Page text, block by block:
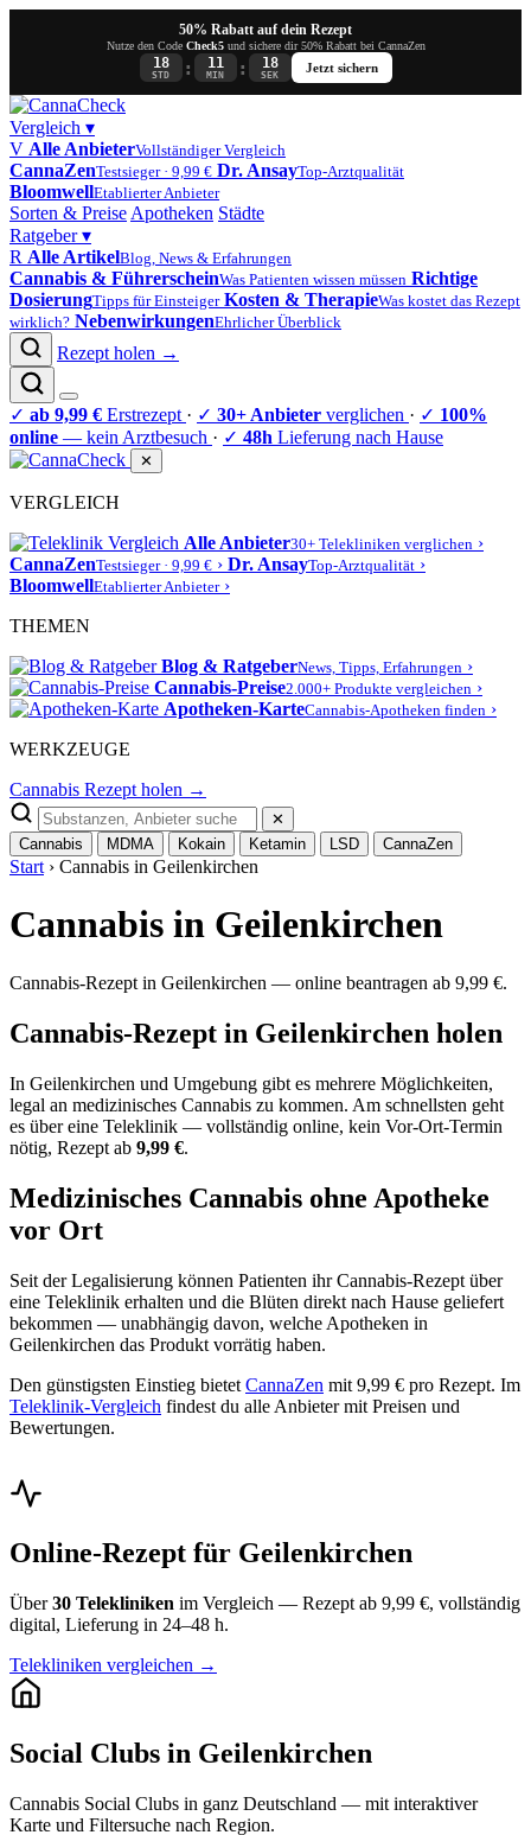
50% Rabatt auf dein Rezept
Nutze den Code Check5und sichere dir 50% Rabatt bei CannaZen
18
STD : 11
MIN : 18
SEK
Jetzt sichern
Vergleich ▾
V Alle AnbieterVollständiger Vergleich
CannaZenTestsieger · 9,99 € Dr. AnsayTop-Arztqualität
BloomwellEtablierter Anbieter
Sorten & Preise Apotheken Städte
Ratgeber▾
R Alle ArtikelBlog, News & Erfahrungen
Cannabis & FührerscheinWas Patienten wissen müssen Richtige
DosierungTipps für Einsteiger Kosten & TherapieWas kostet das Rezept
wirklich? NebenwirkungenEhrlicher Überblick
Rezept holen →
✓ ab 9,99 € Erstrezept · ✓ 30+ Anbieter verglichen · ✓ 100%
online — kein Arztbesuch · ✓ 48h Lieferung nach Hause
✕
VERGLEICH
Alle Anbieter30+ Telekliniken verglichen ›
CannaZenTestsieger · 9,99 € › Dr. AnsayTop-Arztqualität ›
BloomwellEtablierter Anbieter ›
THEMEN
Blog & RatgeberNews, Tipps, Erfahrungen ›
Cannabis-Preise2.000+ Produkte vergleichen ›
Apotheken-KarteCannabis-Apotheken finden ›
WERKZEUGE
Cannabis Rezept holen →
✕
Cannabis
MDMA Kokain Ketamin LSD CannaZen
Start › Cannabis in Geilenkirchen
Cannabis in Geilenkirchen
Cannabis-Rezept in Geilenkirchen — online beantragen ab 9,99 €.
Cannabis-Rezept in Geilenkirchen holen
In Geilenkirchen und Umgebung gibt es mehrere Möglichkeiten,
legal an medizinisches Cannabis zu kommen. Am schnellsten geht
es über eine Teleklinik — vollständig online, kein Vor-Ort-Termin
nötig, Rezept ab 9,99 €.
Medizinisches Cannabis ohne Apotheke
vor Ort
Seit der Legalisierung können Patienten ihr Cannabis-Rezept über
eine Teleklinik erhalten und die Blüten direkt nach Hause geliefert
bekommen — unabhängig davon, welche Apotheken in
Geilenkirchen das Produkt vorrätig haben.
Den günstigsten Einstieg bietet CannaZen mit 9,99 € pro Rezept. Im
Teleklinik-Vergleich findest du alle Anbieter mit Preisen und
Bewertungen.
Online-Rezept für Geilenkirchen
Über30 Telekliniken im Vergleich — Rezept ab 9,99 €, vollständig
digital, Lieferung in 24–48 h.
Telekliniken vergleichen →
Social Clubs in Geilenkirchen
Cannabis Social Clubs in ganz Deutschland — mit interaktiver
Karte und Filtersuche nach Region.